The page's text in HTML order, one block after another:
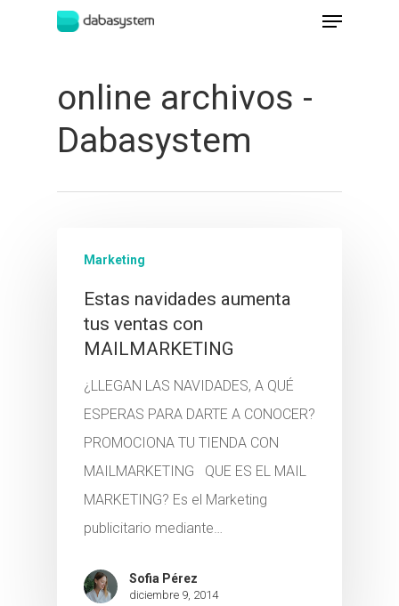
Hit enter to search or ESC to close
online archivos -
Dabasystem
Marketing
Estas navidades aumenta
tus ventas con
MAILMARKETING
¿LLEGAN LAS NAVIDADES, A QUÉ
ESPERAS PARA DARTE A CONOCER?
PROMOCIONA TU TIENDA CON
MAILMARKETING QUE ES EL MAIL
MARKETING? Es el Marketing
publicitario mediante…
Sofia Pérez
diciembre 9, 2014